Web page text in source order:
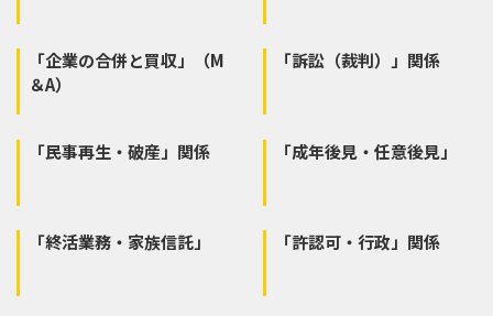
「企業の合併と買収」（M
＆A）
「訴訟（裁判）」関係
「民事再生・破産」関係 「成年後見・任意後見」
「終活業務・家族信託」 「許認可・行政」関係